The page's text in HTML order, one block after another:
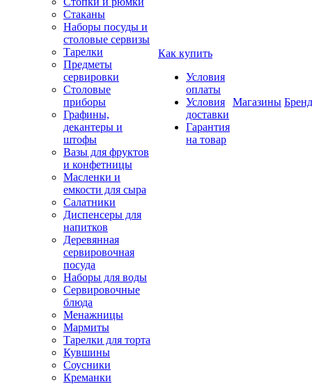
Стаканы
Наборы посуды и
столовые сервизы
Тарелки
Предметы
сервировки
Столовые
приборы
Графины,
декантеры и
штофы
Вазы для фруктов
и конфетницы
Масленки и
емкости для сыра
Салатники
Диспенсеры для
напитков
Деревянная
сервировочная
посуда
Наборы для воды
Сервировочные
блюда
Менажницы
Мармиты
Тарелки для торта
Кувшины
Соусники
Креманки
Как купить
Условия
оплаты
Условия
доставки
Гарантия
на товар
Магазины